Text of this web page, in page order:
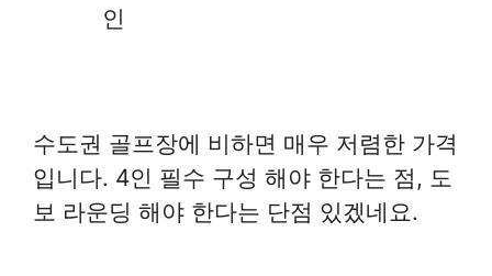
인
수도권 골프장에 비하면 매우 저렴한 가격
입니다. 4인 필수 구성 해야 한다는 점, 도
보 라운딩 해야 한다는 단점 있겠네요.